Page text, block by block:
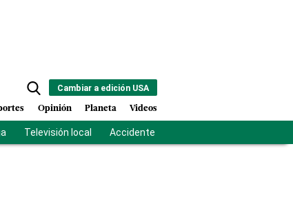
Cambiar a edición USA
Opinión Planeta Videos
Televisión local Accidente Los Ríos